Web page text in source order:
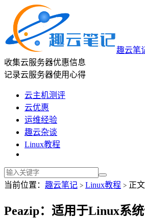
趣云笔
收集云服务器优惠信息
记录云服务器使用心得
云主机测评
云优惠
运维经验
趣云杂谈
Linux教程
当前位置： 趣云笔记 > Linux教程 > 正文
Peazip：适用于Linux系